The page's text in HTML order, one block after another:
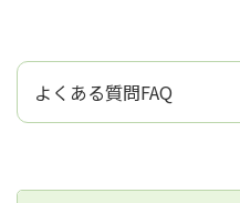
よくある質問FAQ